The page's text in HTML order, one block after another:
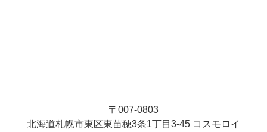
〒007-0803
北海道札幌市東区東苗穂3条1丁目3-45 コスモロイ